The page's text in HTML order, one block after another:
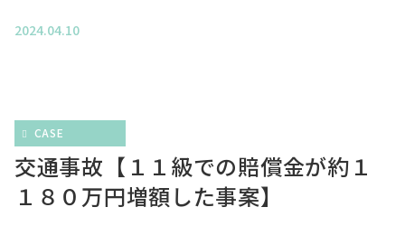
2024.04.10
CASE
交通事故【１１級での賠償金が約１
１８０万円増額した事案】